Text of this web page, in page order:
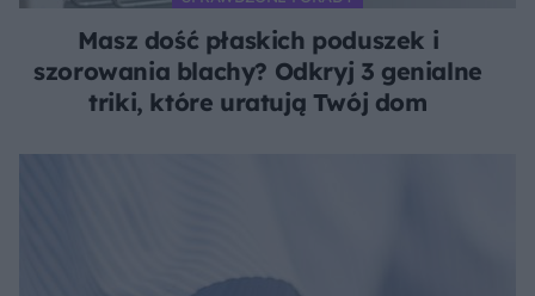
Masz dość płaskich poduszek i
szorowania blachy? Odkryj 3 genialne
triki, które uratują Twój dom